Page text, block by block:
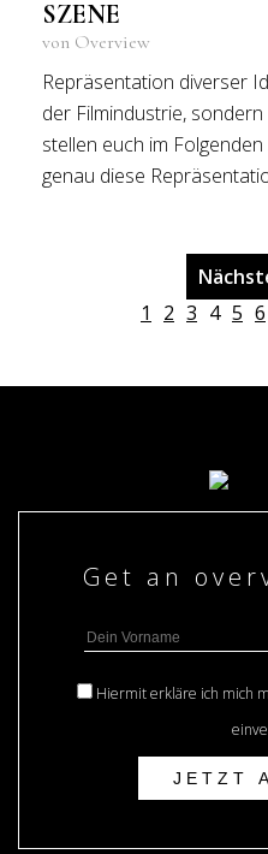
SZENE
von Overview
Repräsentation diverser
der Filmindustrie,
stellen euch im
genau diese
1
2 3 4 5 6
Hiermit erkläre ich mich